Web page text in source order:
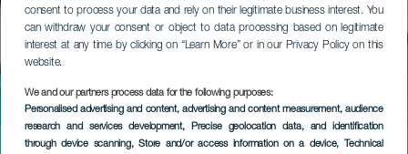
consent to process your data and rely on their legitimate business interest. You
can withdraw your consent or object to data processing based on legitimate
interest at any time by clicking on “Learn More” or in our Privacy Policy on this
website.
We and our partners process data for the following purposes:
Personalised advertising and content, advertising and content measurement, audience
research and services development, Precise geolocation data, and identification
through device scanning, Store and/or access information on a device, Technical